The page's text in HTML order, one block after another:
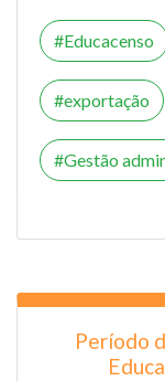
Educacenso
exportação
Gestão
Período